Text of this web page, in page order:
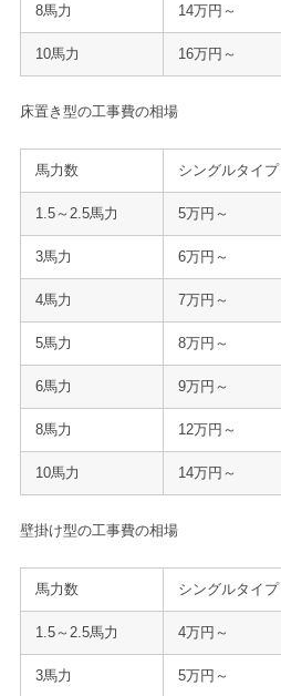
8馬力 14万円～
10馬力 16万円～
床置き型の工事費の相場
馬力数 シングルタイプ
1.5～2.5馬力 5万円～
3馬力 6万円～
4馬力 7万円～
5馬力 8万円～
6馬力 9万円～
8馬力 12万円～
10馬力 14万円～
壁掛け型の工事費の相場
馬力数 シングルタイプ
1.5～2.5馬力 4万円～
3馬力 5万円～